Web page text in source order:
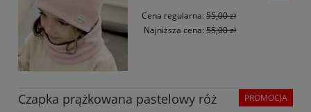
Cena regularna:55,00 zł
Najniższa cena:55,00 zł
Czapka prążkowana pastelowy róż PROMOCJA